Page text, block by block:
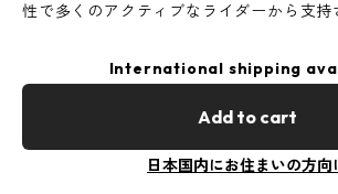
性で多くのアクティブなライダーから支持
International shipping
Add to cart
日本国内にお住まいの方向